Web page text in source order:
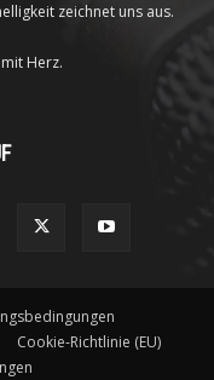
zeichnet uns aus.
Herz.
Cookie-Richtlinie (EU)